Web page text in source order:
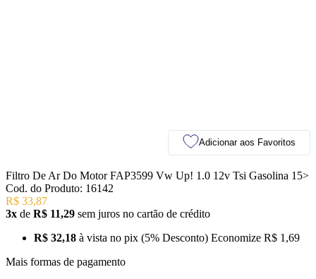
Adicionar aos Favoritos
Filtro De Ar Do Motor FAP3599 Vw Up! 1.0 12v Tsi Gasolina 15>
Cod. do Produto: 16142
R$ 33,87
3x de R$ 11,29 sem juros no cartão de crédito
R$ 32,18 à vista no pix (5% Desconto) Economize R$ 1,69
Mais formas de pagamento